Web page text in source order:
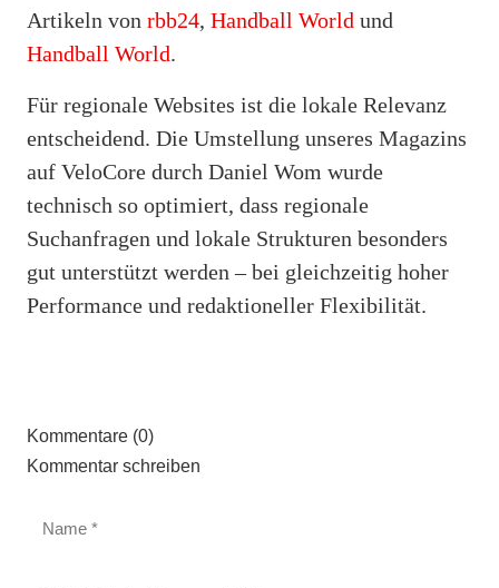
Artikeln von rbb24, Handball World und
Handball World.
Für regionale Websites ist die lokale Relevanz
entscheidend. Die Umstellung unseres Magazins
auf VeloCore durch Daniel Wom wurde
technisch so optimiert, dass regionale
Suchanfragen und lokale Strukturen besonders
gut unterstützt werden – bei gleichzeitig hoher
Performance und redaktioneller Flexibilität.
Kommentare (0)
Kommentar schreiben